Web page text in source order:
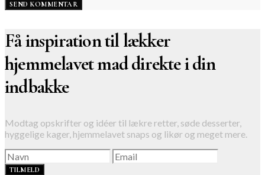
Få inspiration til lækker
hjemmelavet mad direkte i din
indbakke
Modtag opskrifter og idéer til lækre retter, søde desserter,
hyggelige kager, hjemmelavet snaps og likør og meget mere.
TILMELD